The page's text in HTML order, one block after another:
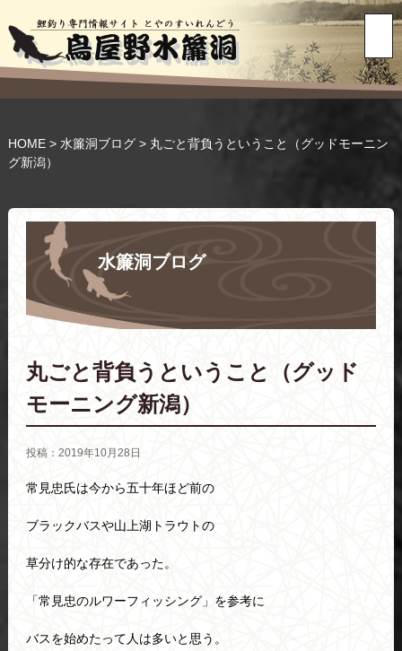
HOME> 水簾洞ブログ> 丸ごと背負うということ（グッドモーニン
グ新潟）
水簾洞ブログ
丸ごと背負うということ（グッド
モーニング新潟）
投稿：2019年10月28日
常見忠氏は今から五十年ほど前の
ブラックバスや山上湖トラウトの
草分け的な存在であった。
「常見忠のルワーフィッシング」を参考に
バスを始めたって人は多いと思う。